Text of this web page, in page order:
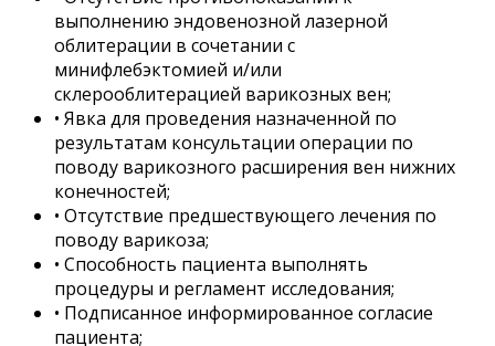
выполнению эндовенозной лазерной
облитерации в сочетании с
минифлебэктомией и/или
склерооблитерацией варикозных вен;
• Явка для проведения назначенной по
результатам консультации операции по
поводу варикозного расширения вен нижних
конечностей;
• Отсутствие предшествующего лечения по
поводу варикоза;
• Способность пациента выполнять
процедуры и регламент исследования;
• Подписанное информированное согласие
пациента;